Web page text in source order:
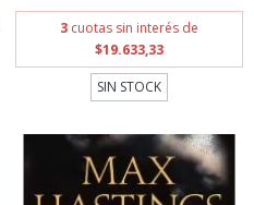
3 cuotas sin interés de
$19.633,33
SIN STOCK